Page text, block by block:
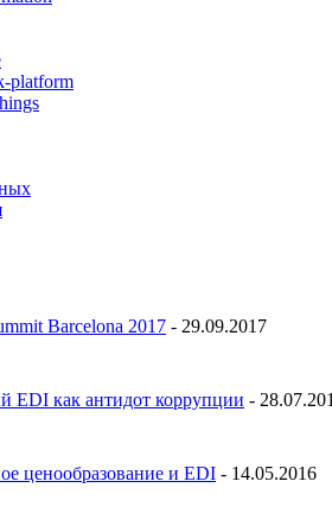
platform
Barcelona 2017 - 29.09.2017
EDI как антидот коррупции -
ценообразование и EDI - 14.05.2016